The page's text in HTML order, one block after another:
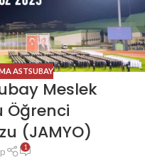
ASTSUBAY
Meslek
Öğrenci
(JAMYO)
1